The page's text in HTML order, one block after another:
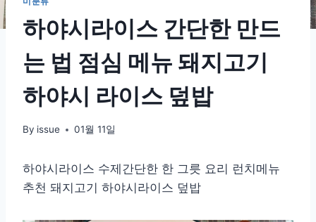
하야시라이스 간단한 만드
는 법 점심 메뉴 돼지고기
하야시 라이스 덮밥
By issue 01월 11일
하야시라이스 수제간단한 한 그릇 요리 런치메뉴
추천 돼지고기 하야시라이스 덮밥